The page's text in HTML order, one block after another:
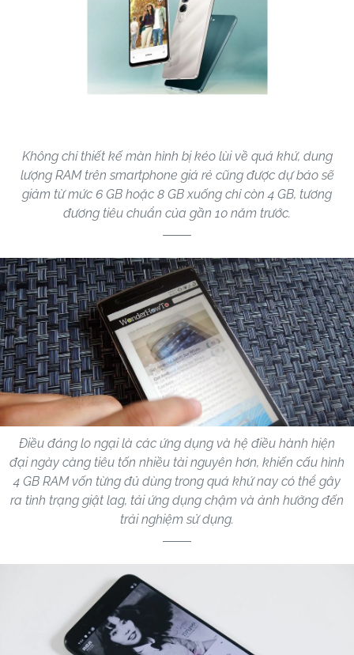
Không chỉ thiết kế màn hình bị kéo lùi về quá khứ, dung
lượng RAM trên smartphone giá rẻ cũng được dự báo sẽ
giảm từ mức 6 GB hoặc 8 GB xuống chỉ còn 4 GB, tương
đương tiêu chuẩn của gần 10 năm trước.
Điều đáng lo ngại là các ứng dụng và hệ điều hành hiện
đại ngày càng tiêu tốn nhiều tài nguyên hơn, khiến cấu hình
4 GB RAM vốn từng đủ dùng trong quá khứ nay có thể gây
ra tình trạng giật lag, tải ứng dụng chậm và ảnh hưởng đến
trải nghiệm sử dụng.